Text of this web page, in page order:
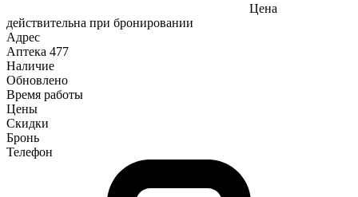
Цена
действительна при бронировании
Адрес
Аптека 477
Наличие
Обновлено
Время работы
Цены
Скидки
Бронь
Телефон